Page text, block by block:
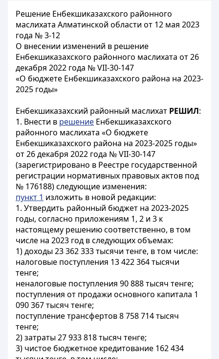
Решение Енбекшиказахского районного
маслихата Алматинской области от 12 мая 2023
года № 3-12
О внесении изменений в решение
Енбекшиказахского районного маслихата от 26
декабря 2022 года № VII-30-147
«О бюджете Енбекшиказахского района на 2023-
2025 годы»
Енбекшиказахский районный маслихат РЕШИЛ:
1. Внести в решение Енбекшиказахского
районного маслихата «О бюджете
Енбекшиказахского района на 2023-2025 годы»
от 26 декабря 2022 года № VII-30-147
(зарегистрировано в Реестре государственной
регистрации нормативных правовых актов под
№ 176188) следующие изменения:
пункт 1 изложить в новой редакции:
1. Утвердить районный бюджет на 2023-2025
годы, согласно приложениям 1, 2 и 3 к
настоящему решению соответственно, в том
числе на 2023 год в следующих объемах:
1) доходы 23 362 333 тысячи тенге, в том числе:
налоговые поступления 13 422 364 тысячи
тенге;
неналоговые поступления 90 888 тысяч тенге;
поступления от продажи основного капитала 1
090 367 тысяч тенге;
поступление трансфертов 8 758 714 тысяч
тенге;
2) затраты 27 933 818 тысяч тенге;
3) чистое бюджетное кредитование 162 434